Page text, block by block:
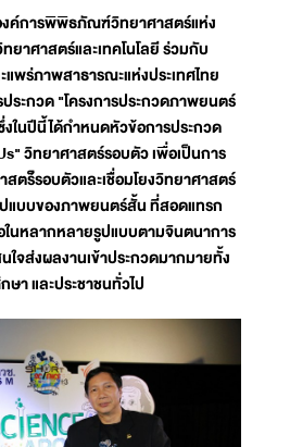
งค์การพิพิธภัณฑ์วิทยาศาสตร์แห่ง
ยาศาสตร์และเทคโนโลยี ร่วมกับ
แพร่ภาพสาธารณะแห่งประเทศไทย
ระกวด "โครงการประกวดภาพยนตร์
ในปีนี้ได้กำหนดหัวข้อการประกวด
วิทยาศาสตร์รอบตัว เพื่อเป็นการ
สตร์็รอบตัวและเชื่อมโยงวิทยาศาสตร์
ปแบบของภาพยนตร์สั้น ที่สอดแทรก
ในหลากหลายรูปแบบตามจินตนาการ
ใจส่งผลงานเข้าประกวดมากมายทั้ง
า และประชาชนทั่วไป